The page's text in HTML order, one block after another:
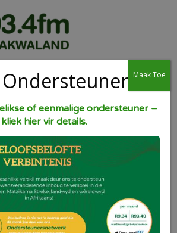
of eenmalige ondersteuner –
kliek hier vir details.
Maak Toe